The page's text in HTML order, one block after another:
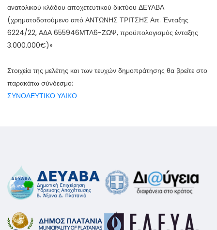
ανατολικού κλάδου αποχετευτικού δικτύου ΔΕΥΑΒΑ
(χρηματοδοτούμενο από ΑΝΤΩΝΗΣ ΤΡΙΤΣΗΣ Απ. Ένταξης
6224/22, ΑΔΑ 655946ΜΤΛ6-ΖΩΨ, προϋπολογισμός ένταξης
3.000.000€)»
Στοιχεία της μελέτης και των τευχών δημοπράτησης θα βρείτε στο
παρακάτω σύνδεσμο:
ΣΥΝΟΔΕΥΤΙΚΟ ΥΛΙΚΟ